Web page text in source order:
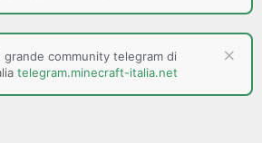
grande community telegram di
telegram.minecraft-italia.net